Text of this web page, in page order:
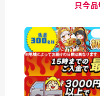
只今品